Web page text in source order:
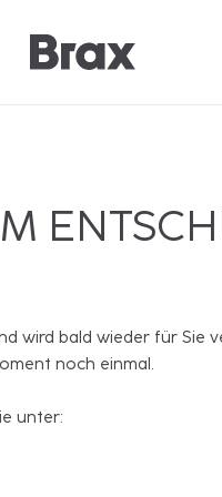
wird bald wieder für Sie
noch einmal.
unter: